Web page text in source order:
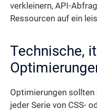
verkleinern, API-
Ressourcen auf ein
Technische,
Optimierungen sollten
jeder Serie von CSS-